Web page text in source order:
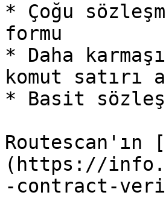
* Çoğu
formu
* Daha
komut satırı
* Basit
Routescan'ın
(https://
-contract-